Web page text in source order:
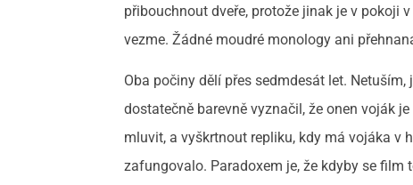
přibouchnout dveře, protože jinak je v pokoji
vezme. Žádné moudré monology ani
Oba počiny dělí přes sedmdesát let.
dostatečně barevně vyznačil, že onen voják
mluvit, a vyškrtnout repliku, kdy má vojáka v
zafungovalo. Paradoxem je, že kdyby se film